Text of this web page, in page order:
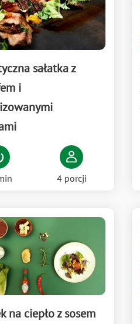
sałatka z
i
4 porcji
na ciepło z sosem